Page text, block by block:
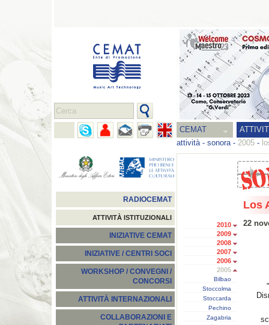
CEMAT
attività- sonora- 2005 -
RADIOCEMAT
ATTIVITÀ ISTITUZIONALI
INIZIATIVE CEMAT
INIZIATIVE / CENTRI SOCI
WORKSHOP / CONVEGNI /
CONCORSI
ATTIVITÀ INTERNAZIONALI
COLLABORAZIONI E
2010
2009
2008
2007
2006
2005
Bilbao
Stoccolma
Stoccarda
Pechino
Zagabria
Los
22